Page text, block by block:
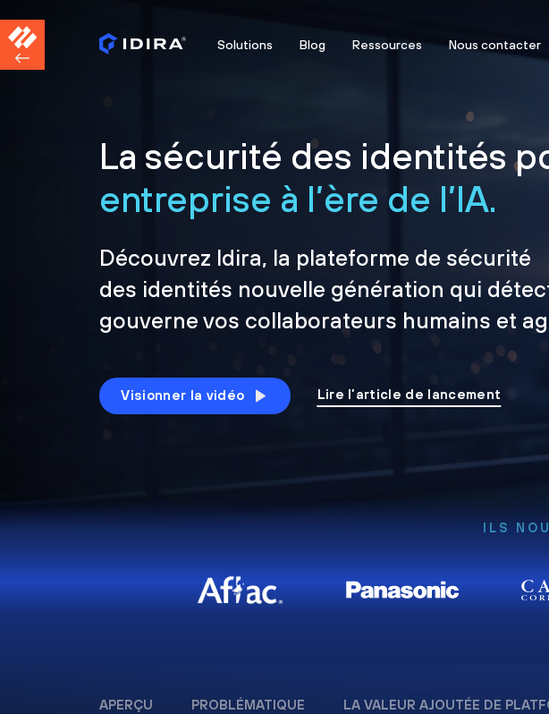
Solutions Blog Ressources Nous contacter
La sécurité des identités
entreprise à l’ère de l’IA.
Découvrez Idira, la plateforme de sécurité
des identités nouvelle génération qui
gouverne vos collaborateurs humains et
Visionner la vidéo Lire l’article de lancement
ILS
APERÇU PROBLÉMATIQUE LA VALEUR AJOUTÉE DE